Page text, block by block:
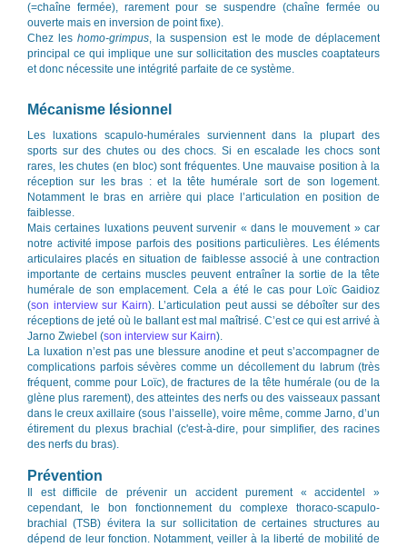
(=chaîne fermée), rarement pour se suspendre (chaîne fermée ou
ouverte mais en inversion de point fixe).
Chez leshomo-grimpus, la suspension est le mode de déplacement
principal ce qui implique une sur sollicitation des muscles coaptateurs
et donc nécessite une intégrité parfaite de ce système.
Mécanisme lésionnel
Les luxations scapulo-humérales surviennent dans la plupart des
sports sur des chutes ou des chocs. Si en escalade les chocs sont
rares, les chutes (en bloc) sont fréquentes. Une mauvaise position à la
réception sur les bras : et la tête humérale sort de son logement.
Notamment le bras en arrière qui place l’articulation en position de
faiblesse.
Mais certaines luxations peuvent survenir « dans le mouvement » car
notre activité impose parfois des positions particulières. Les éléments
articulaires placés en situation de faiblesse associé à une contraction
importante de certains muscles peuvent entraîner la sortie de la tête
humérale de son emplacement. Cela a été le cas pour Loïc Gaidioz
(son interview sur Kairn). L’articulation peut aussi se déboîter sur des
réceptions de jeté où le ballant est mal maîtrisé. C’est ce qui est arrivé à
Jarno Zwiebel (son interview sur Kairn).
La luxation n’est pas une blessure anodine et peut s’accompagner de
complications parfois sévères comme un décollement du labrum (très
fréquent, comme pour Loïc), de fractures de la tête humérale (ou de la
glène plus rarement), des atteintes des nerfs ou des vaisseaux passant
dans le creux axillaire (sous l’aisselle), voire même, comme Jarno, d’un
étirement du plexus brachial (c'est-à-dire, pour simplifier, des racines
des nerfs du bras).
Prévention
Il est difficile de prévenir un accident purement « accidentel »
cependant, le bon fonctionnement du complexe thoraco-scapulo-
brachial (TSB) évitera la sur sollicitation de certaines structures au
dépend de leur fonction. Notamment, veiller à la liberté de mobilité de